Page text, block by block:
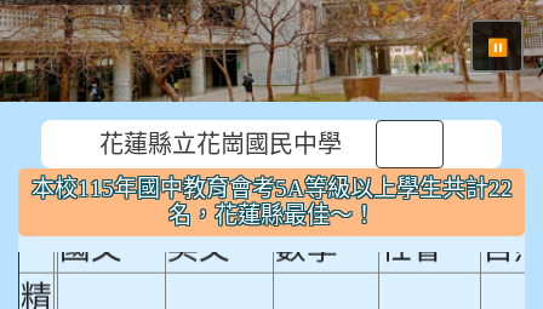
⏸
花蓮縣立花崗國民中學
本校115年國中教育會考5A等級以上學生共計22
名，花蓮縣最佳～！
本校115年國中教育會考5A等級以上
學生共計22名，花蓮縣最佳～！
國文
英文 數學 社會
自
精